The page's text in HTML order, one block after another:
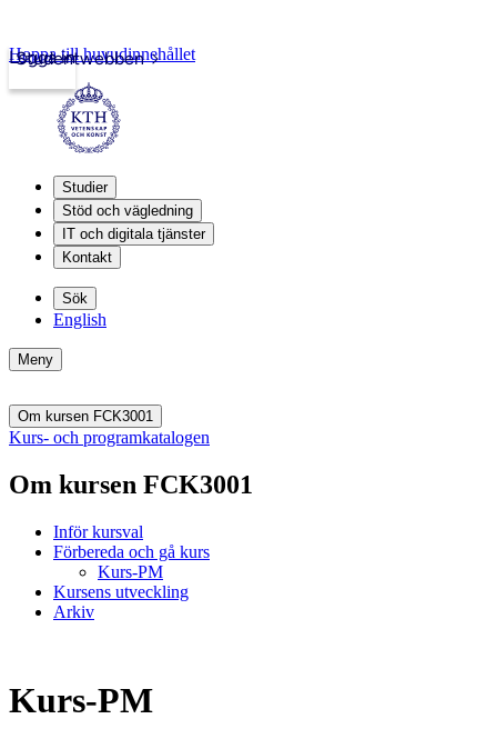
Studentwebben
Logga in
Hoppa till huvudinnehållet
Studier
Stöd och vägledning
IT och digitala tjänster
Kontakt
Sök
English
Meny
Om kursen FCK3001
Kurs- och programkatalogen
Om kursen FCK3001
Inför kursval
Förbereda och gå kurs
Kurs-PM
Kursens utveckling
Arkiv
Kurs-PM